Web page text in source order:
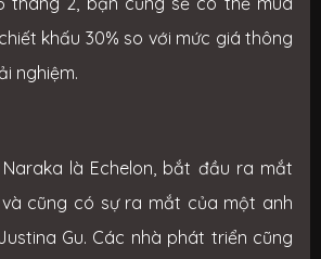
khấu 30% so với mức giá thông
nghiệm.
là Echelon, bắt đầu ra mắt
cũng có sự ra mắt của một anh
Gu. Các nhà phát triển cũng